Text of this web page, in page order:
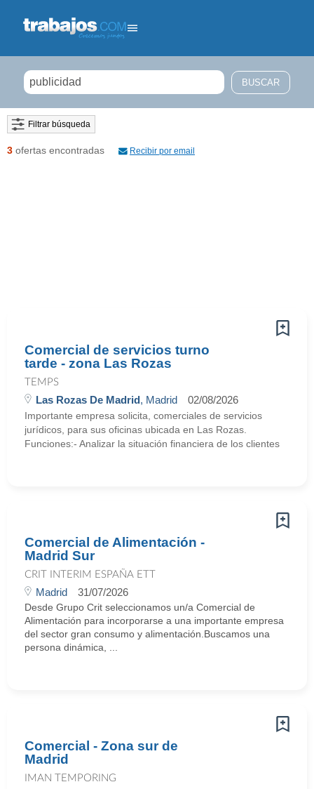
Filtrar búsqueda
3 ofertas encontradas Recibir por email
Comercial de servicios turno
tarde - zona Las Rozas
TEMPS
Las Rozas De Madrid, Madrid 02/08/2026
Importante empresa solicita, comerciales de servicios
jurídicos, para sus oficinas ubicada en Las Rozas.
Funciones:- Analizar la situación financiera de los clientes
Comercial de Alimentación -
Madrid Sur
CRIT INTERIM ESPAÑA ETT
Madrid 31/07/2026
Desde Grupo Crit seleccionamos un/a Comercial de
Alimentación para incorporarse a una importante empresa
del sector gran consumo y alimentación.Buscamos una
persona dinámica, ...
Comercial - Zona sur de
Madrid
IMAN TEMPORING